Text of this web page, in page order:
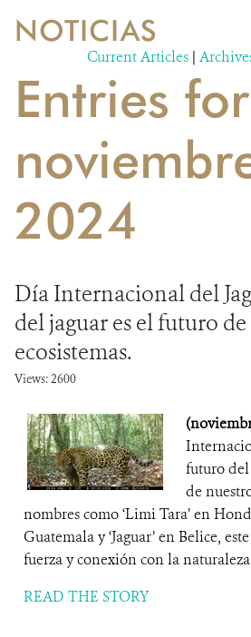
EVENTOS Y
PUBLICACIONES
NOTICIAS
CONTACTO
NOTICIAS
Current Articles |
Entries for
2024
Día Internacional del
del jaguar es el futuro
ecosistemas.
Views: 2600
futuro del
de
nombres como ‘Limi Tara’ en
Guatemala y ‘Jaguar’ en Belice,
fuerza y conexión con la
READ THE STORY